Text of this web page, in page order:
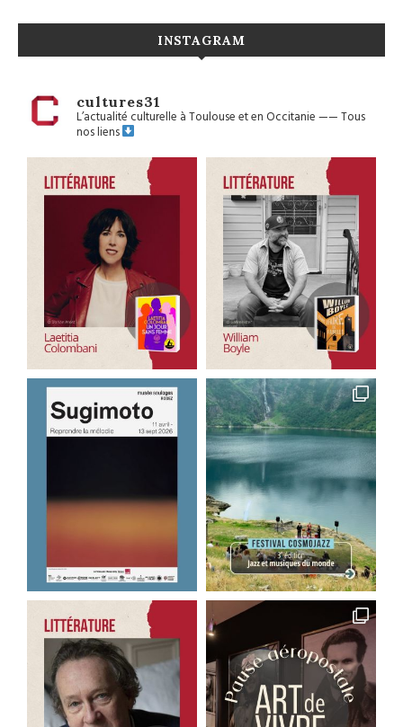
INSTAGRAM
cultures31
L’actualité culturelle à Toulouse et en Occitanie——Tous
nos liens